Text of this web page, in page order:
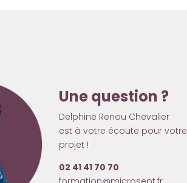
Une question ?
Delphine Renou Chevalier
est à votre écoute pour votre
projet !
02 41 41 70 70